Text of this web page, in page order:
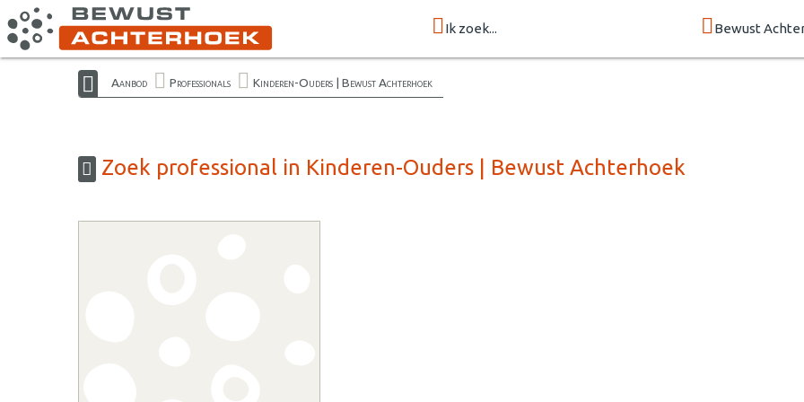
Ik zoek... Bewust
Aanbod Professionals Kinderen-Ouders | Bewust Achterhoek
Zoek professional in Kinderen-Ouders | Bewust Achterhoek